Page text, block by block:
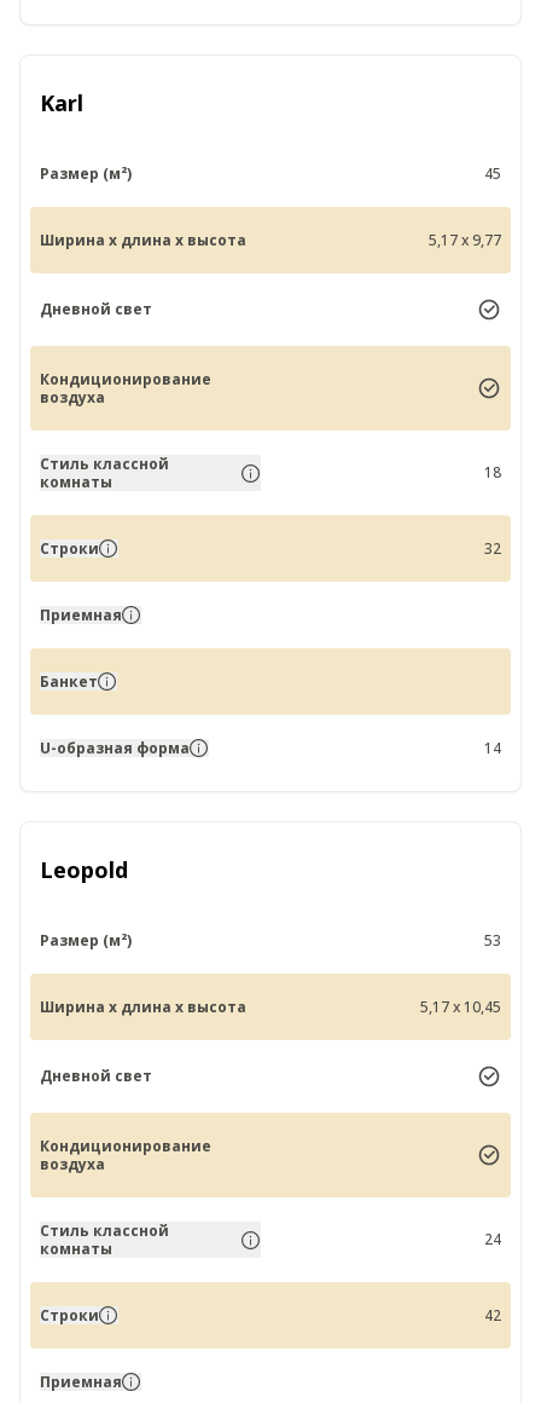
Karl
Размер (м²) 45
Ширина x длина x высота 5,17 x 9,77
Дневной свет
Кондиционирование
воздуха
Стиль классной
комнаты
18
Строки 32
Приемная
Банкет
U-образная форма 14
Leopold
Размер (м²) 53
Ширина x длина x высота 5,17 x 10,45
Дневной свет
Кондиционирование
воздуха
Стиль классной
комнаты
24
Строки 42
Приемная